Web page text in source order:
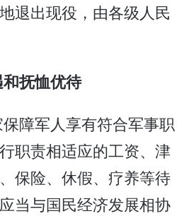
退出现役，由各级人民
抚恤优待
障军人享有符合军事职
职责相适应的工资、津
保险、休假、疗养等待
当与国民经济发展相协